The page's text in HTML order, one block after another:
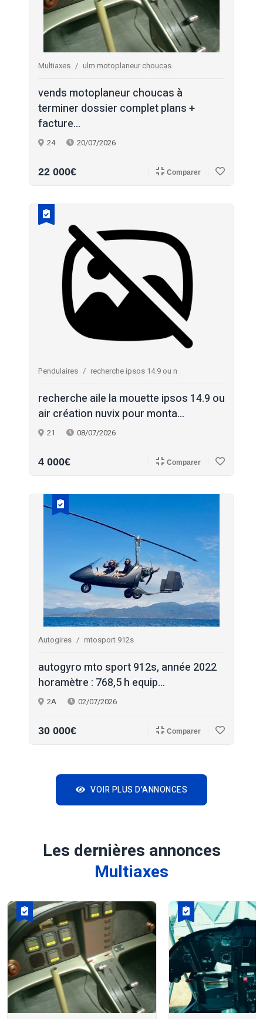
Multiaxes ulm motoplaneur choucas
vends motoplaneur choucas à
terminer dossier complet plans +
facture...
24 20/07/2026
22 000€ Comparer
Pendulaires recherche ipsos 14.9 ou n
recherche aile la mouette ipsos 14.9 ou
air création nuvix pour monta...
21 08/07/2026
4 000€ Comparer
Autogires mtosport 912s
autogyro mto sport 912s, année 2022
horamètre : 768,5 h equip...
2A 02/07/2026
30 000€ Comparer
VOIR PLUS D'ANNONCES
Les dernières annonces
Multiaxes